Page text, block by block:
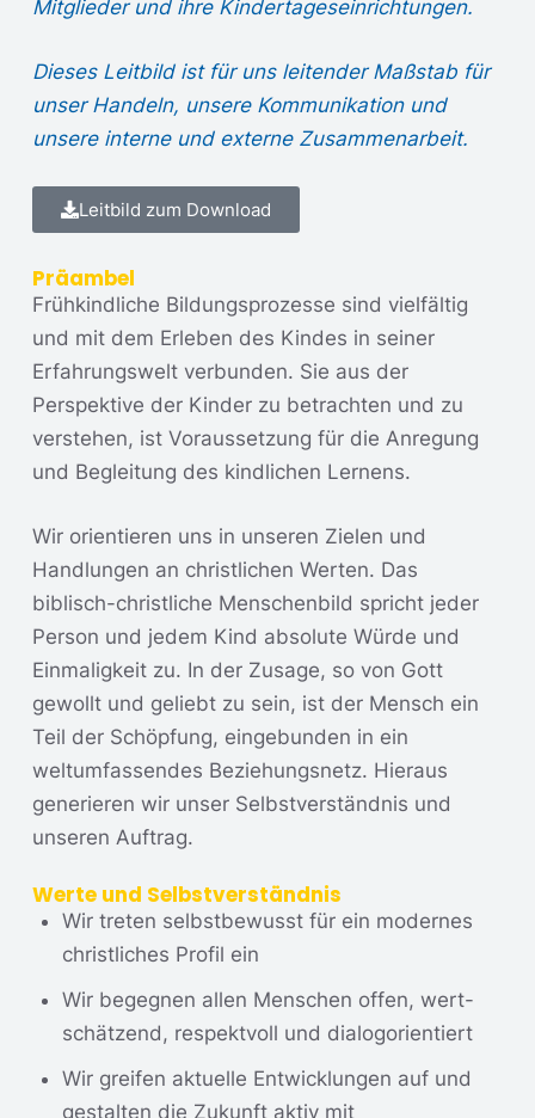
Mitglieder und ihre Kindertages­einrichtungen.
Dieses Leitbild ist für uns leitender Maßstab für
unser Handeln, unsere Kommunikation und
unsere interne und externe Zusammenarbeit.
Leitbild zum Download
Präambel
Frühkindliche Bildungsprozesse sind vielfältig
und mit dem Erleben des Kindes in seiner
Erfahrungswelt verbunden. Sie aus der
Perspektive der Kinder zu betrachten und zu
verstehen, ist Voraussetzung für die Anregung
und Begleitung des kindlichen Lernens.
Wir orientieren uns in unseren Zielen und
Handlungen an christlichen Werten. Das
biblisch-christliche Menschenbild spricht jeder
Person und jedem Kind absolute Würde und
Einmaligkeit zu. In der Zusage, so von Gott
gewollt und geliebt zu sein, ist der Mensch ein
Teil der Schöpfung, eingebunden in ein
weltumfassendes Beziehungsnetz. Hieraus
generieren wir unser Selbstverständnis und
unseren Auftrag.
Werte und Selbstverständnis
Wir treten selbstbewusst für ein modernes
christliches Profil ein
Wir begegnen allen Menschen offen, wert­
schätzend, respektvoll und dialog­orientiert
Wir greifen aktuelle Entwicklungen auf und
gestalten die Zukunft aktiv mit